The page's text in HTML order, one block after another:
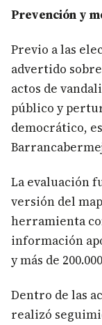
Prevención y
Previo a las
advertido
actos de
público y
democrático,
La evaluación
versión del
herramienta
información
y más de
Dentro de las
realizó